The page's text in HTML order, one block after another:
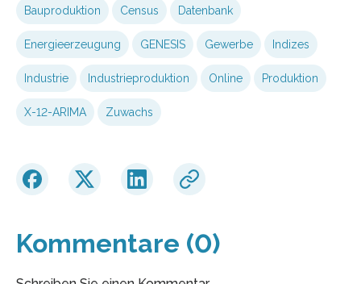
Bauproduktion Census Datenbank
Energieerzeugung GENESIS Gewerbe Indizes
Industrie Industrieproduktion Online Produktion
X-12-ARIMA Zuwachs
Kommentare (0)